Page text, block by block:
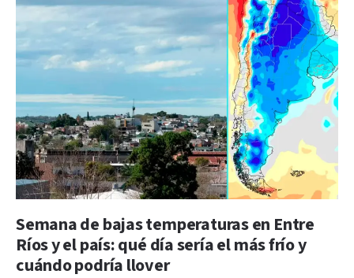
Semana de bajas temperaturas en Entre
Ríos y el país: qué día sería el más frío y
cuándo podría llover